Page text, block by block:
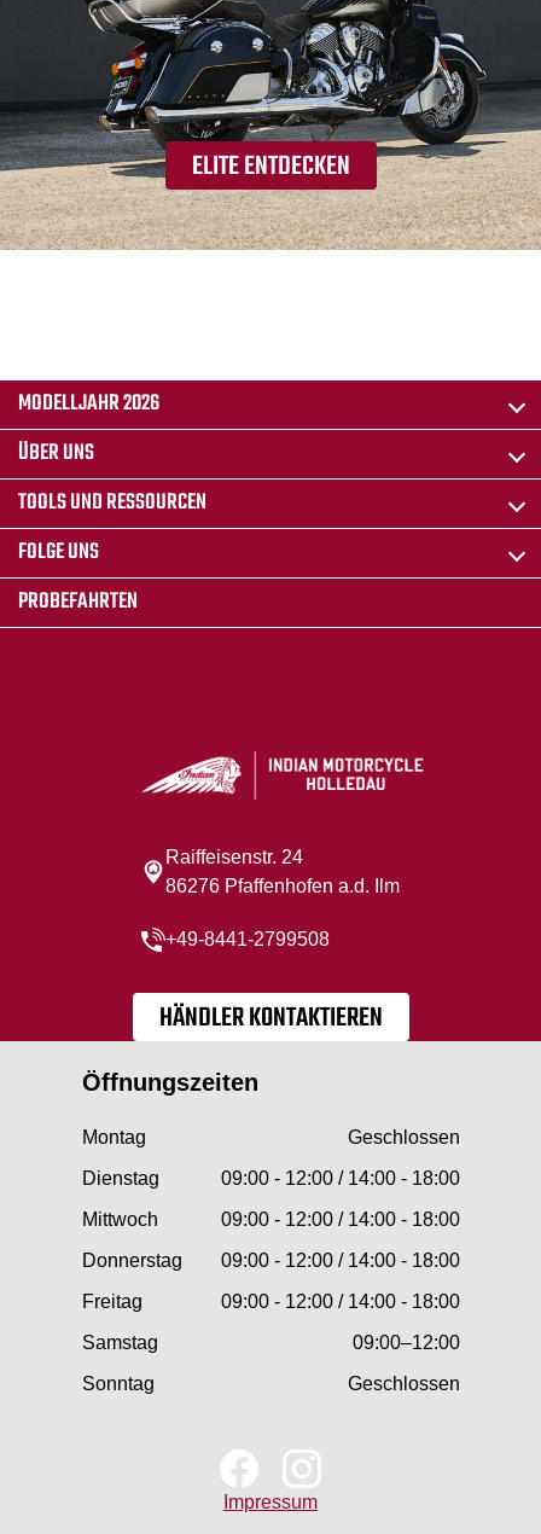
ELITE ENTDECKEN
MODELLJAHR 2026
ÜBER UNS
TOOLS UND RESSOURCEN
FOLGE UNS
PROBEFAHRTEN
Raiffeisenstr. 24
86276 Pfaffenhofen a.d. Ilm
+49-8441-2799508
HÄNDLER KONTAKTIEREN
Öffnungszeiten
Montag
Geschlossen
Dienstag
09:00 - 12:00 / 14:00 - 18:00
Mittwoch
09:00 - 12:00 / 14:00 - 18:00
Donnerstag
09:00 - 12:00 / 14:00 - 18:00
Freitag
09:00 - 12:00 / 14:00 - 18:00
Samstag
09:00–12:00
Sonntag
Geschlossen
Impressum